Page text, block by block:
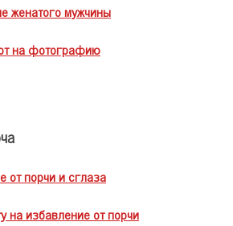
женатого мужчины
на фотографию
порчи и сглаза
на избавление от порчи